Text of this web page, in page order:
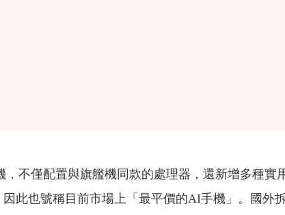
，不僅配置與旗艦機同款的處理器，還新增多種
此也號稱目前市場上「最平價的AI手機」。國外